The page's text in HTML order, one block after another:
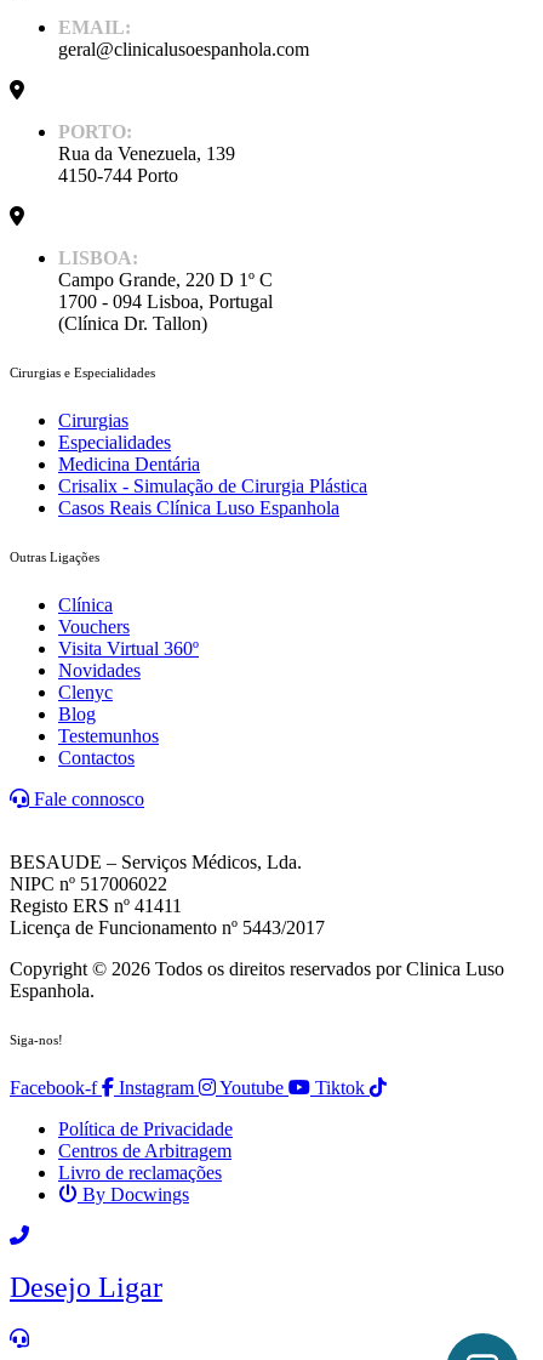
EMAIL:
geral@clinicalusoespanhola.com
PORTO:
Rua da Venezuela, 139
4150-744 Porto
LISBOA:
Campo Grande, 220 D 1º C
1700 - 094 Lisboa, Portugal
(Clínica Dr. Tallon)
Cirurgias e Especialidades
Cirurgias
Especialidades
Medicina Dentária
Crisalix - Simulação de Cirurgia Plástica
Casos Reais Clínica Luso Espanhola
Outras Ligações
Clínica
Vouchers
Visita Virtual 360º
Novidades
Clenyc
Blog
Testemunhos
Contactos
Fale connosco
BESAUDE – Serviços Médicos, Lda.
NIPC nº 517006022
Registo ERS nº 41411
Licença de Funcionamento nº 5443/2017
Copyright © 2026 Todos os direitos reservados por Clinica Luso
Espanhola.
Siga-nos!
Facebook-f Instagram Youtube
Tiktok
Política de Privacidade
Centros de Arbitragem
Livro de reclamações
By Docwings
Scroll
Up
Desejo Ligar